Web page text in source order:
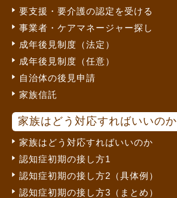
要支援・要介護の認定を受ける
事業者・ケアマネージャー探し
成年後見制度（法定）
成年後見制度（任意）
自治体の後見申請
家族信託
家族はどう対応すればいいのか
家族はどう対応すればいいのか
認知症初期の接し方1
認知症初期の接し方2（具体例）
認知症初期の接し方3（まとめ）